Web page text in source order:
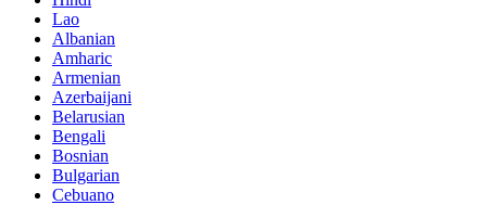
Lao
Albanian
Amharic
Armenian
Azerbaijani
Belarusian
Bengali
Bosnian
Bulgarian
Cebuano